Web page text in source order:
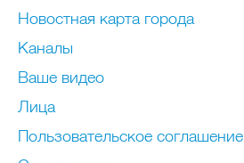
Новостная карта города
Каналы
Ваше видео
Лица
Пользовательское соглашение